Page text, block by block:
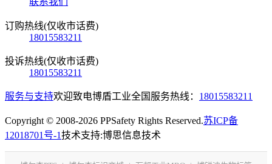
订购热线(仅收市话费)
18015583211
投诉热线(仅收市话费)
18015583211
服务与支持欢迎致电博盾工业全国服务热线： 18015583211
Copyright © 2008-2026 PPSafety Rights Reserved.苏ICP备
12018701号-1技术支持:博思信息技术